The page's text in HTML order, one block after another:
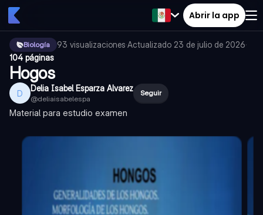
Abrir la app
Biología 93 visualizaciones·Actualizado 23 de julio de 2026·
104 páginas
Hogos
D Delia Isabel Esparza Alvarez
@deliaisabelespa
Seguir
Material para estudio examen